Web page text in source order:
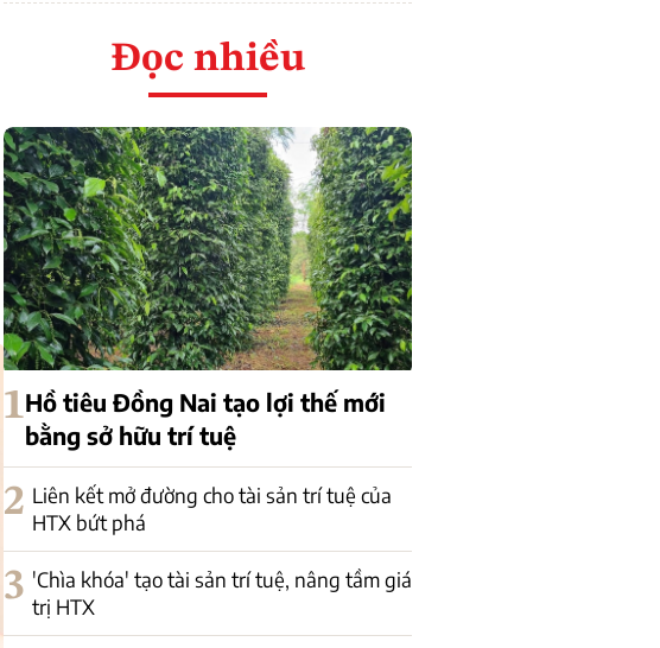
Đọc nhiều
1Hồ tiêu Đồng Nai tạo lợi thế mới
bằng sở hữu trí tuệ
2 Liên kết mở đường cho tài sản trí tuệ của
HTX bứt phá
3 'Chìa khóa' tạo tài sản trí tuệ, nâng tầm giá
trị HTX